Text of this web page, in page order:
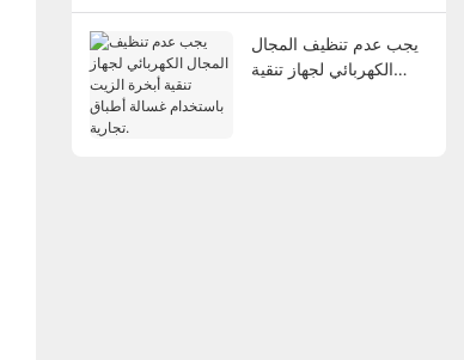
يجب عدم تنظيف المجال
الكهربائي لجهاز تنقية